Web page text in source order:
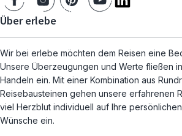
Über erlebe
Wir bei erlebe möchten dem Reisen eine
Unsere Überzeugungen und Werte fließen
Handeln ein. Mit einer Kombination aus
Reisebausteinen gehen unsere erfahrenen
viel Herzblut individuell auf Ihre
Wünsche ein.